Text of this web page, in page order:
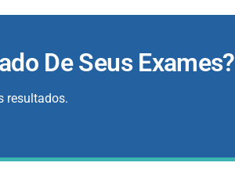
De Seus Exames?
resultados.